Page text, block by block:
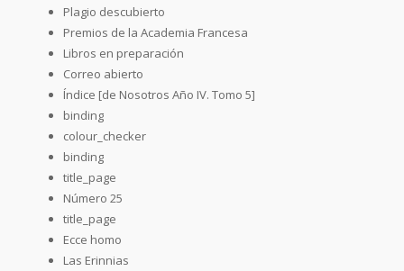
Plagio descubierto
Premios de la Academia Francesa
Libros en preparación
Correo abierto
Índice [de Nosotros Año IV. Tomo 5]
binding
colour_checker
binding
title_page
Número 25
title_page
Ecce homo
Las Erinnias